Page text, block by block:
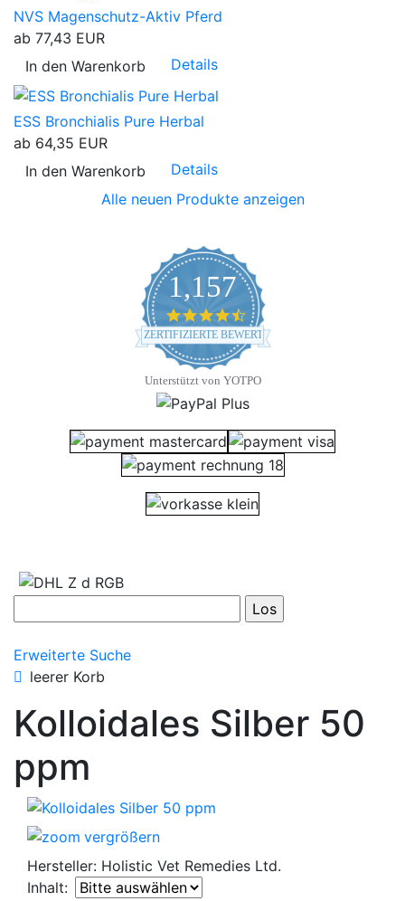
NVS Magenschutz-Aktiv Pferd
ab 77,43 EUR
In den Warenkorb
Details
ESS Bronchialis Pure Herbal
ab 64,35 EUR
In den Warenkorb
Details
Alle neuen Produkte anzeigen
1,157
4.7 star rating
ZERTIFIZIERTE BEWERTUNGEN
Unterstützt von YOTPO
Erweiterte Suche
leerer Korb
Kolloidales Silber 50
ppm
vergrößern
Hersteller: Holistic Vet Remedies Ltd.
Inhalt: